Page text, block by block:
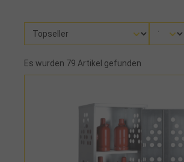
Es wurden 79 Artikel gefunden